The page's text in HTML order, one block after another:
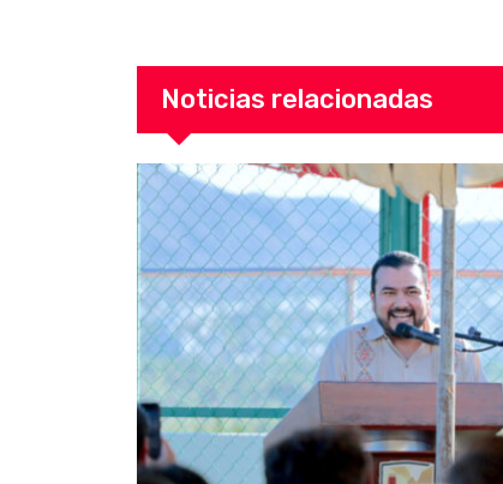
Noticias relacionadas